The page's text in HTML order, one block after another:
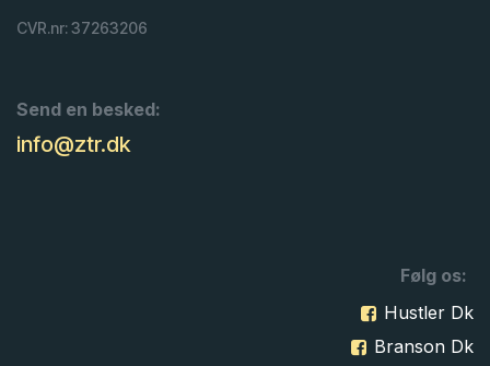
CVR.nr: 37263206
Send en besked:
info@ztr.dk
Følg os:
Hustler Dk
Branson Dk